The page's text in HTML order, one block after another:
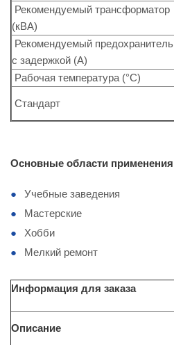
Рекомендуемый трансформатор
(кВА)
Рекомендуемый предохранитель
с задержкой (A)
Рабочая температура (°C)
Стандарт
Основные области применения
Учебные заведения
Мастерские
Хобби
Мелкий ремонт
Информация для заказа
Описание